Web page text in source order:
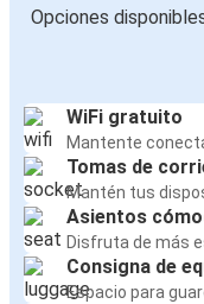
Opciones
WiFi gratuito
Mantente
Tomas de
Mantén tus
Asientos
Disfruta de más
Consigna de
Espacio para